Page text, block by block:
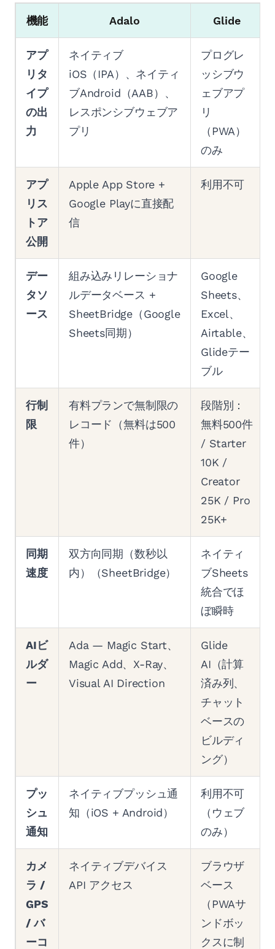
機能 Adalo Glide
アプ
リタ
イプ
の出
力
ネイティブ
iOS（IPA）、ネイティ
ブAndroid（AAB）、
レスポンシブウェブア
プリ
プログレ
ッシブウ
ェブアプ
リ
（PWA）
のみ
アプ
リス
トア
公開
Apple App Store +
Google Playに直接配
信
利用不可
デー
タソ
ース
組み込みリレーショナ
ルデータベース +
SheetBridge（Google
Sheets同期）
Google
Sheets、
Excel、
Airtable、
Glideテー
ブル
行制
限
有料プランで無制限の
レコード（無料は500
件）
段階別：
無料500件
/ Starter
10K /
Creator
25K / Pro
25K+
同期
速度
双方向同期（数秒以
内）（SheetBridge）
ネイティ
ブSheets
統合でほ
ぼ瞬時
AIビ
ルダ
ー
Ada — Magic Start、
Magic Add、X-Ray、
Visual AI Direction
Glide
AI（計算
済み列、
チャット
ベースの
ビルディ
ング）
プッ
シュ
通知
ネイティブプッシュ通
知（iOS + Android）
利用不可
（ウェブ
のみ）
カメ
ラ /
GPS
/ バ
ーコ
ネイティブデバイス
API アクセス
ブラウザ
ベース
（PWAサ
ンドボッ
クスに制